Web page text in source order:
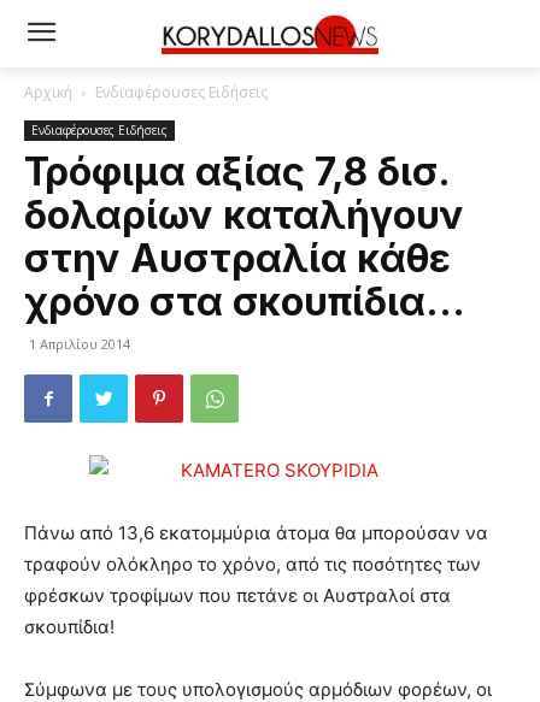
Αρχική Ενδιαφέρουσες Ειδήσεις
Ενδιαφέρουσες Ειδήσεις
Τρόφιμα αξίας 7,8 δισ.
δολαρίων καταλήγουν
στην Αυστραλία κάθε
χρόνο στα σκουπίδια…
1 Απριλίου 2014
Πάνω από 13,6 εκατομμύρια άτομα θα μπορούσαν να
τραφούν ολόκληρο το χρόνο, από τις ποσότητες των
φρέσκων τροφίμων που πετάνε οι Αυστραλοί στα
σκουπίδια!
Σύμφωνα με τους υπολογισμούς αρμόδιων φορέων, οι